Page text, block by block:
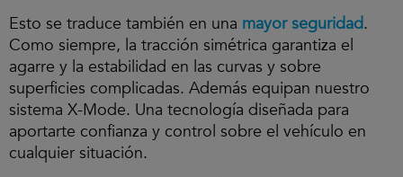
Esto se traduce también en una mayor seguridad.
Como siempre, la tracción simétrica garantiza el
agarre y la estabilidad en las curvas y sobre
superficies complicadas. Además equipan nuestro
sistema X-Mode. Una tecnología diseñada para
aportarte confianza y control sobre el vehículo en
cualquier situación.
i
r
e
l
v
í
d
e
o
.